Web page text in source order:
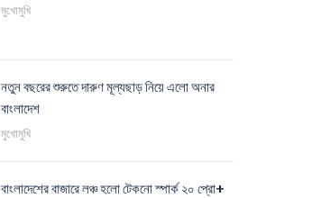
মুখোমুখি
নতুন বছরের শুরুতে দারুণ মূল্যছাড় নিয়ে এলো অনার
বাংলাদেশ
মুখোমুখি
বাংলাদেশের বাজারে লঞ্চ হলো টেকনো স্পার্ক ২০ প্রো+